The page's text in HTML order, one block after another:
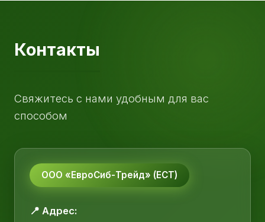
Контакты
Свяжитесь с нами удобным для вас
способом
ООО «ЕвроСиб-Трейд» (ЕСТ)
📍 Адрес: